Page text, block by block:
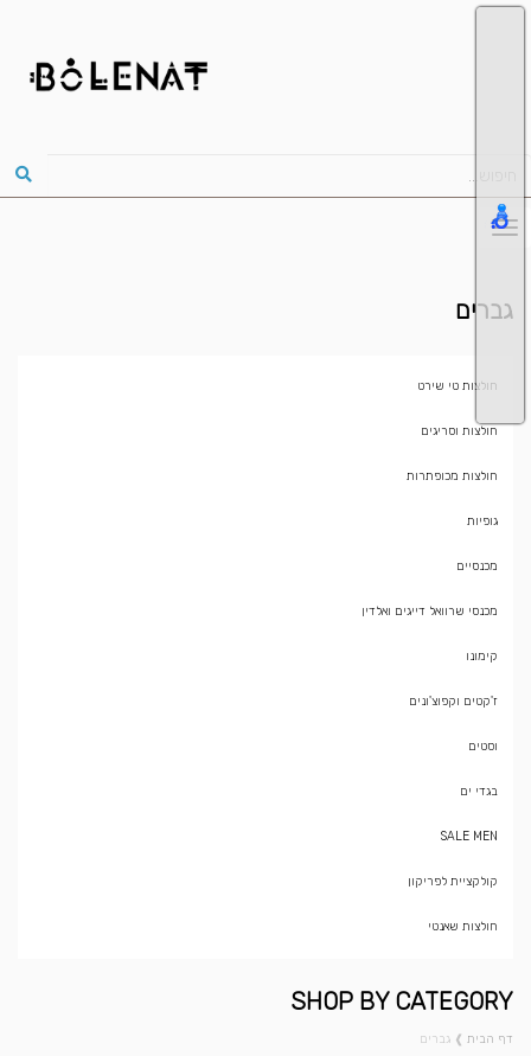
גברים
חולצות טי שירט
חולצות וסריגים
חולצות מכופתרות
גופיות
מכנסיים
מכנסי שרוואל דייגים ואלדין
קימונו
ז'קטים וקפוצ'ונים
וסטים
בגדי ים
SALE MEN
קולקציית לפריקון
חולצות שאנטי
SHOP BY CATEGORY
דף הבית ❱ גברים